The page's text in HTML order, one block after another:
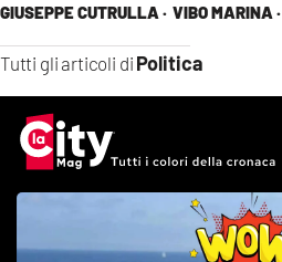
GIUSEPPE CUTRULLA · VIBO MARINA ·
Tutti gli articoli di Politica